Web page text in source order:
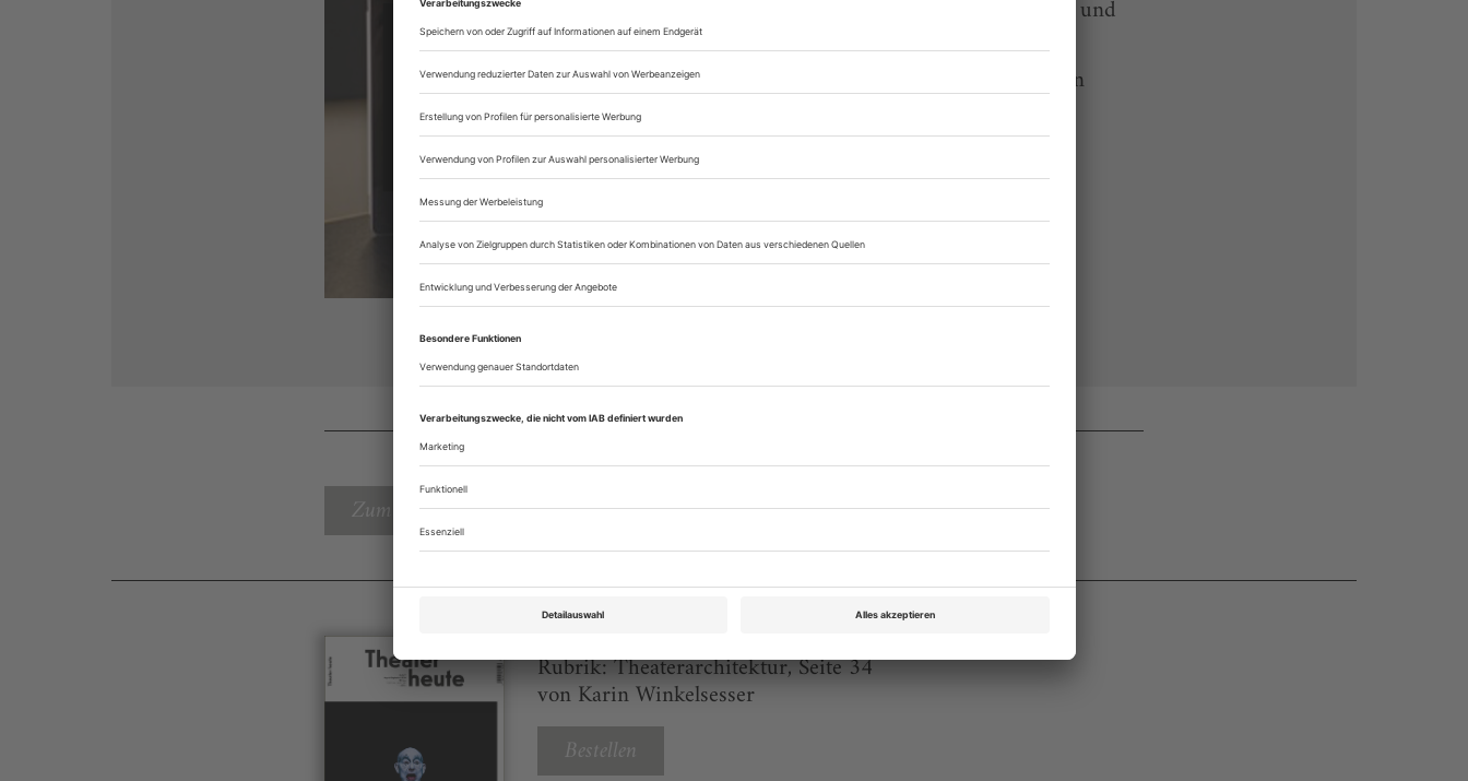
Zugang zur Theater-heute-App und
zum ePaper
Lesegenuss auf allen Endgeräten
Theater heute
sofort nutzen
Digital-Abo testen
Zum Inhaltsverzeichnis
Rubrik: Theaterarchitektur, Seite 34
von Karin Winkelsesser
Bestellen